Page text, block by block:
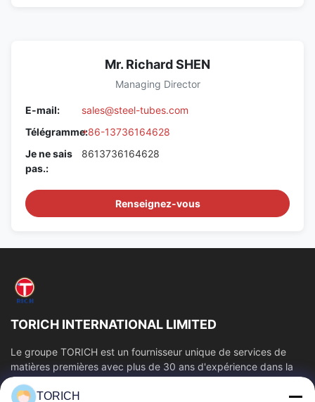
Mr. Richard SHEN
Managing Director
E-mail:
sales@steel-tubes.com
Télégramme:+86-13736164628
Je ne sais
pas.:
8613736164628
Renseignez-vous
TORICH INTERNATIONAL LIMITED
Le groupe TORICH est un fournisseur unique de services de
matières premières avec plus de 30 ans d'expérience dans la
production, la R&D, le...
Liens Rapides
TORICH